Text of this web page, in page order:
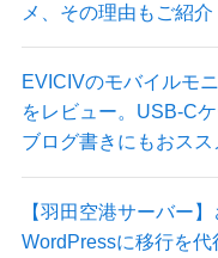
メ、その理由もご紹介
EVICIVのモバイルモ
をレビュー。USB-C
ブログ書きにもおスス
【羽田空港サーバー
WordPressに移行を代